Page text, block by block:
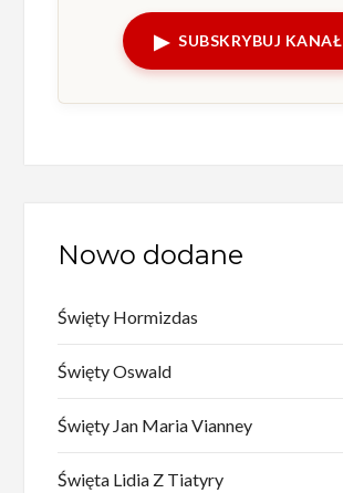
▶ SUBSKRYBUJ KANAŁ
Nowo dodane
Święty Hormizdas
Święty Oswald
Święty Jan Maria Vianney
Święta Lidia Z Tiatyry